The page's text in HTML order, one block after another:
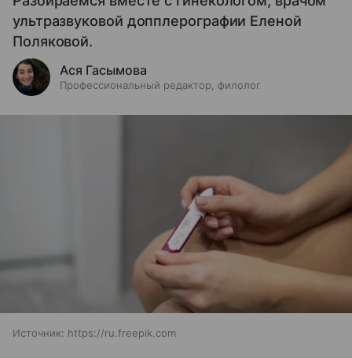
ультразвуковой допплерографии Еленой
Поляковой.
Ася Гасымова
Профессиональный редактор, филолог
Источник: https://ru.freepik.com